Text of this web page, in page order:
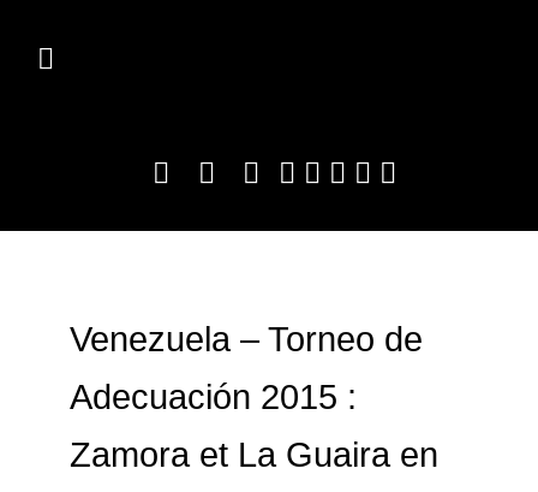
Venezuela – Torneo de
Adecuación 2015 :
Zamora et La Guaira en